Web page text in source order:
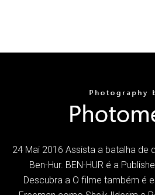
24 Mai 2016 Assista a batalha de
Ben-Hur. BEN-HUR é a
Descubra a O filme também é